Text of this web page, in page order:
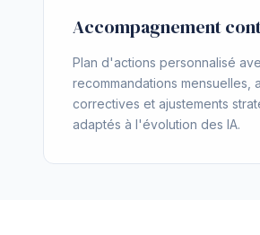
Accompagnement
Plan d'actions personnalisé
recommandations mensuelles,
correctives et ajustements
adaptés à l'évolution des IA.